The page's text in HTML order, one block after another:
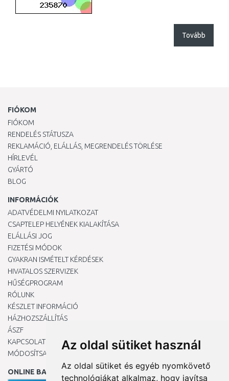
Az oldal sütiket használ
Az oldal sütiket és egyéb nyomkövető
technológiákat alkalmaz, hogy javítsa
Tovább
FIÓKOM
FIÓKOM
RENDELÉS STÁTUSZA
REKLAMÁCIÓ, ELÁLLÁS, MEGRENDELÉS TÖRLÉSE
HÍRLEVÉL
GYÁRTÓ
BLOG
INFORMÁCIÓK
ADATVÉDELMI NYILATKOZAT
CSAPTELEP HELYÉNEK KIALAKÍTÁSA
ELÁLLÁSI JOG
FIZETÉSI MÓDOK
GYAKRAN ISMÉTELT KÉRDÉSEK
HIVATALOS SZERVIZEK
HŰSÉGPROGRAM
RÓLUNK
KÉSZLET INFORMÁCIÓ
HÁZHOZSZÁLLÍTÁS
ÁSZF
KAPCSOLAT
MÓDOSÍTSA A COOKIE-BEÁLLÍTÁSAIMAT
ONLINE BANKKÁRTYÁVAL